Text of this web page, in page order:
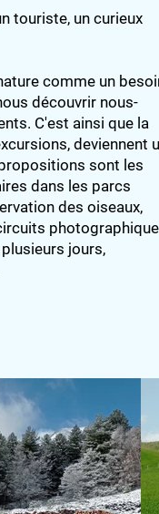
touriste, un curieux
comme un
découvrir nous-
C'est ainsi que la
deviennent
sont les
dans les parcs
des oiseaux,
jours,